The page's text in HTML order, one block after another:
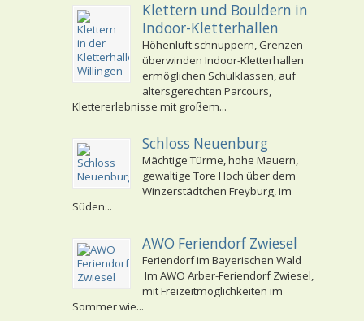
Klettern und Bouldern in
Indoor-Kletterhallen
Höhenluft schnuppern, Grenzen
überwinden Indoor-Kletterhallen
ermöglichen Schulklassen, auf
altersgerechten Parcours,
Klettererlebnisse mit großem...
Schloss Neuenburg
Mächtige Türme, hohe Mauern,
gewaltige Tore Hoch über dem
Winzerstädtchen Freyburg, im
Süden...
AWO Feriendorf Zwiesel
Feriendorf im Bayerischen Wald
Im AWO Arber-Feriendorf Zwiesel,
mit Freizeitmöglichkeiten im
Sommer wie...